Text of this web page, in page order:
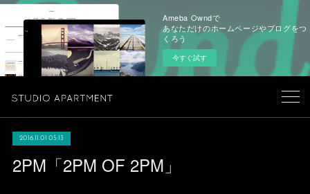
Ameba Owndで
あなただけのホームページやブログをつ
くろう
今すぐ試す
2016.11.01 05:13
2PM「2PM OF 2PM」